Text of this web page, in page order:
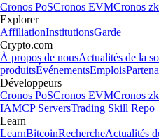
Cronos PoSCronos EVMCronos
Explorer
AffiliationInstitutionsGarde
Crypto.com
À propos de nousActualités de la
produitsÉvénementsEmplois
Développeurs
Cronos PoSCronos EVMCronos
IAMCP ServersTrading Skill Repo
Learn
LearnBitcoinRechercheActualités